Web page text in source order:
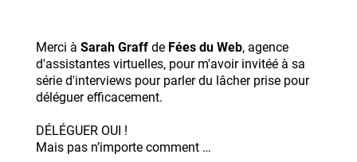
Merci à Sarah Graff de Fées du Web, agence
d'assistantes virtuelles, pour m'avoir invitéé à sa
série d'interviews pour parler du lâcher prise pour
déléguer efficacement.
DÉLÉGUER OUI !
Mais pas n’importe comment …